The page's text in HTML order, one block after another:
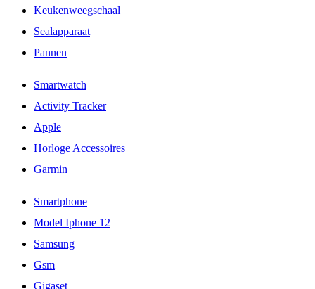
Keukenweegschaal
Sealapparaat
Pannen
Smartwatch
Activity Tracker
Apple
Horloge Accessoires
Garmin
Smartphone
Model Iphone 12
Samsung
Gsm
Gigaset